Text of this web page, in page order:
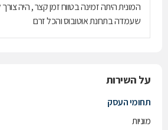
המונית היתה זמינה בטווח זמן קצר , היה
שעמדה בתחנת אוטובוס והכל זרם
על השירות
תחומי העסק
מוניות